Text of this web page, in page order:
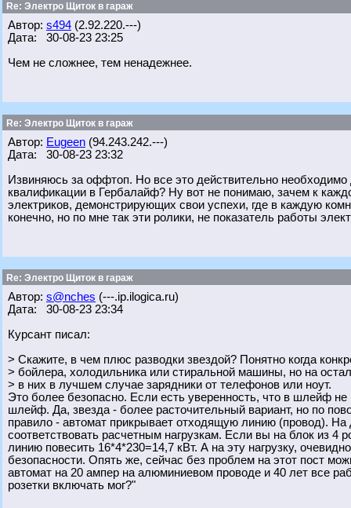
Re: Электро Щиток в гараж
Автор: s494 (2.92.220.---)
Дата: 30-08-23 23:25
Чем не сложнее, тем ненадежнее.
Re: Электро Щиток в гараж
Автор: Eugeen (94.243.242.---)
Дата: 30-08-23 23:32
Извиняюсь за оффтоп. Но все это действительно
квалификации в Гербалайф? Ну вот не понимаю, зачем к
электриков, демонстрирующих свои успехи, где в каждую
конечно, но по мне так эти ролики, не показатель работы
Re: Электро Щиток в гараж
Автор: s@nches (---.ip.ilogica.ru)
Дата: 30-08-23 23:34
Курсант писал:
> Скажите, в чем плюс разводки звездой? Понятно когда
> бойлера, холодильника или стиральной машины, но на
> в них в лучшем случае зарядники от телефонов или ноут.
Это более безопасно. Если есть уверенность, что в шлейф
шлейф. Да, звезда - более расточительный вариант, но по
правило - автомат прикрывает отходящую линию (провод).
соответствовать расчетным нагрузкам. Если вы на блок из 4
линию повесить 16*4*230=14,7 кВт. А на эту нагрузку,
безопасности. Опять же, сейчас без проблем на этот пост
автомат на 20 ампер на алюминиевом проводе и 40 лет все
розетки включать мог?"